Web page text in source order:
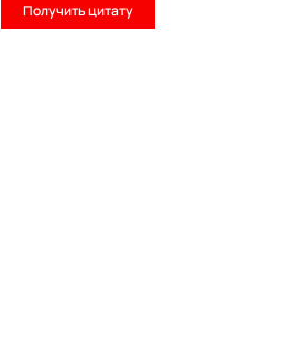
Получить цитату